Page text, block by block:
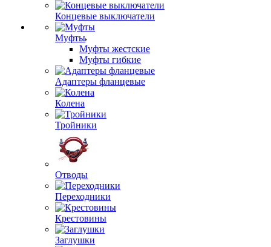
Концевые выключатели
Муфты
Муфты жестские
Муфты гибкие
Адаптеры фланцевые
Колена
Тройники
Отводы
Переходники
Крестовины
Заглушки